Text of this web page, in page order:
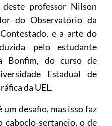
professor Nilson
do Observatório da
e a arte do
pelo estudante
Bonfim, do curso de
Estadual de
da UEL.
desafio, mas isso faz
sertanejo, o de